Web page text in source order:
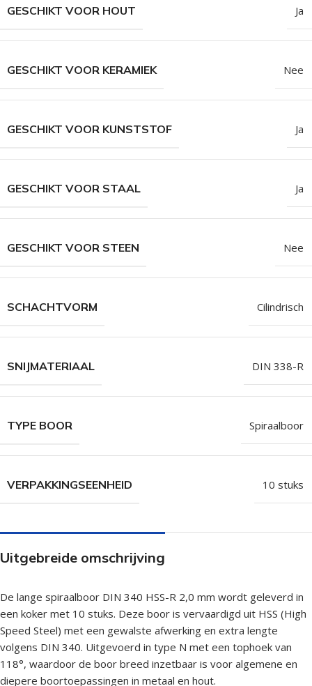
GESCHIKT VOOR HOUT Ja
GESCHIKT VOOR KERAMIEK Nee
GESCHIKT VOOR KUNSTSTOF Ja
GESCHIKT VOOR STAAL Ja
GESCHIKT VOOR STEEN Nee
SCHACHTVORM Cilindrisch
SNIJMATERIAAL DIN 338-R
TYPE BOOR Spiraalboor
VERPAKKINGSEENHEID 10 stuks
Uitgebreide omschrijving
De lange spiraalboor DIN 340 HSS-R 2,0 mm wordt geleverd in
een koker met 10 stuks. Deze boor is vervaardigd uit HSS (High
Speed Steel) met een gewalste afwerking en extra lengte
volgens DIN 340. Uitgevoerd in type N met een tophoek van
118°, waardoor de boor breed inzetbaar is voor algemene en
diepere boortoepassingen in metaal en hout.